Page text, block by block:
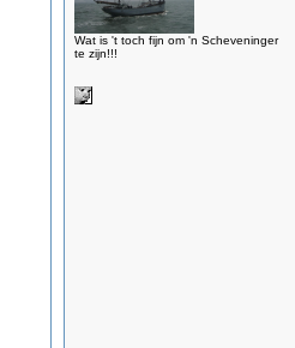
Wat is 't toch fijn om 'n Scheveninger
te zijn!!!